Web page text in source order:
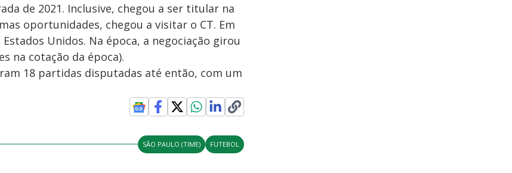
de 2021. Inclusive, chegou a ser titular na
oportunidades, chegou a visitar o CT. Em
Unidos. Na época, a negociação girou
na cotação da época).
18 partidas disputadas até então, com um
SÃO PAULO (TIME) FUTEBOL